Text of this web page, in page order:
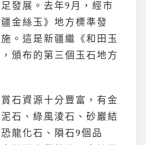
發展。去年9月，經市
金絲玉》地方標準發
。這是新疆繼《和田玉
頒布的第三個玉石地方
石資源十分豐富，有金
石、綠風淩石、砂巖結
龍化石、隕石9個品